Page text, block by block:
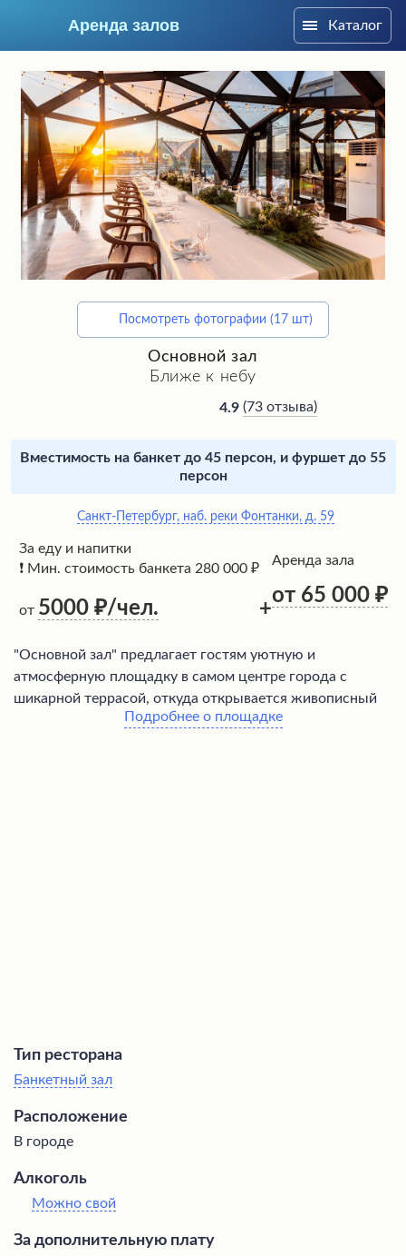
Аренда залов
Подберите мне зал
Каталог
Посмотреть фотографии (17 шт)
Основной зал
Ближе к небу
4.9 (73 отзыва)
Вместимость на банкет до 45 персон, и фуршет до 55
персон
Санкт-Петербург, наб. реки Фонтанки, д. 59
За еду и напитки
❗ Мин. стоимость банкета 280 000 ₽
от 5000 /чел. +
Аренда зала
от 65 000
"Основной зал" предлагает гостям уютную и
атмосферную площадку в самом центре города с
шикарной террасой, откуда открывается живописный
вид на достопримечательности. Здесь можно провести
Подробнее о площадке
Тип ресторана
Банкетный зал
Расположение
В городе
Алкоголь
Можно свой
За дополнительную плату